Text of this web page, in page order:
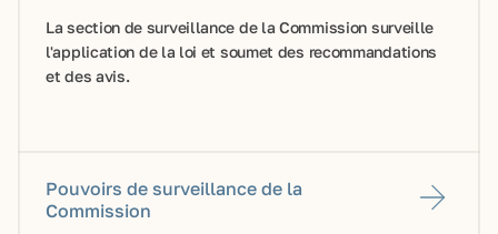
La section de surveillance de la Commission surveille
l'application de la loi et soumet des recommandations
et des avis.
Pouvoirs de surveillance de la
Commission